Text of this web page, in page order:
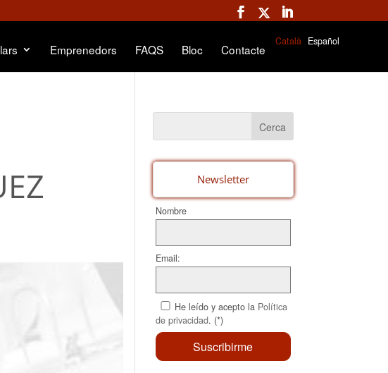
Emprenedors FAQS Bloc Contacte
Català Español
Newsletter
Nombre
Email:
He leído y acepto la Política
de privacidad. (*)